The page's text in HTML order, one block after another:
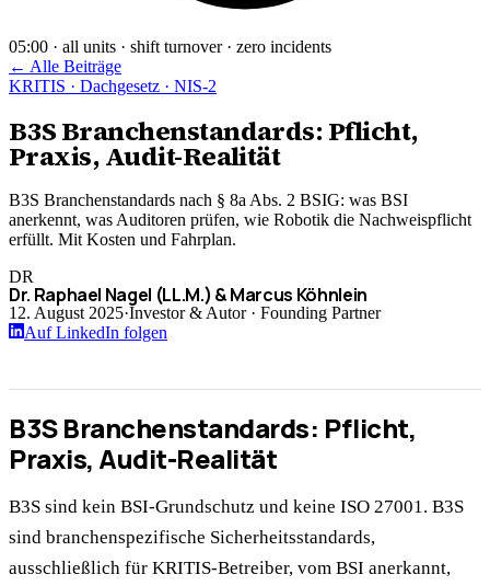
05:00 · all units · shift turnover · zero incidents
← Alle Beiträge
KRITIS · Dachgesetz · NIS-2
B3S Branchenstandards: Pflicht,
Praxis, Audit-Realität
B3S Branchenstandards nach § 8a Abs. 2 BSIG: was BSI
anerkennt, was Auditoren prüfen, wie Robotik die Nachweispflicht
erfüllt. Mit Kosten und Fahrplan.
DR
Dr. Raphael Nagel (LL.M.) & Marcus Köhnlein
12. August 2025·Investor & Autor · Founding Partner
Auf LinkedIn folgen
B3S Branchenstandards: Pflicht,
Praxis, Audit-Realität
B3S sind kein BSI-Grundschutz und keine ISO 27001. B3S
sind branchenspezifische Sicherheitsstandards,
ausschließlich für KRITIS-Betreiber, vom BSI anerkannt,